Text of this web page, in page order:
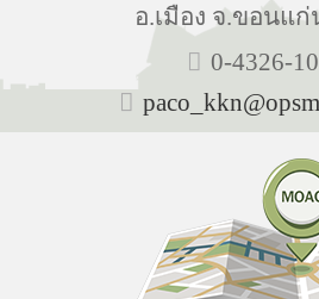
อ.เมือง จ.ขอนแก่
0-4326-